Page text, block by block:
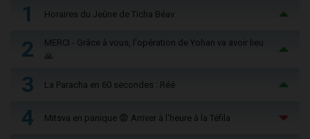
1 Horaires du Jeûne de Ticha Béav
2
MERCI - Grâce à vous, l'opération de Yohan va avoir lieu
🙏
3 La Paracha en 60 secondes : Réé
4 Mitsva en panique 😨 Arriver à l'heure à la Téfila